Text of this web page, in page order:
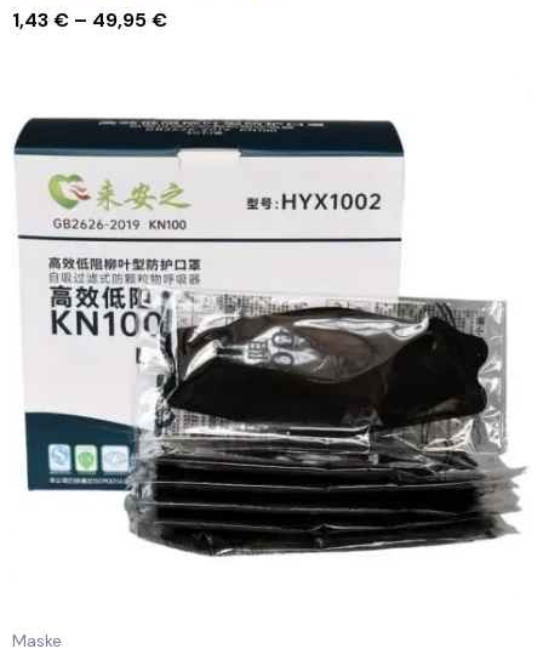
1,43€ – 49,95€
Maske